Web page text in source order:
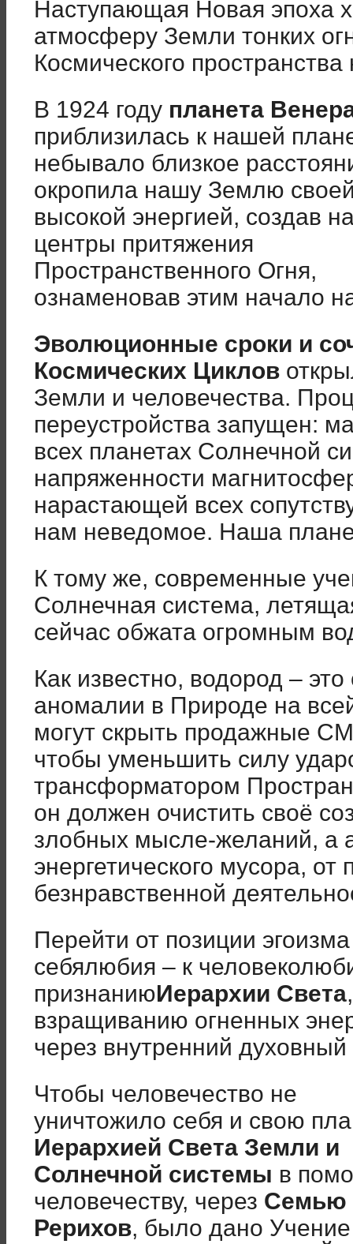
Наступающая Новая эпоха
атмосферу Земли тонких
Космического
В 1924 году планета
приблизилась к нашей
небывало близкое
окропила нашу Землю
высокой энергией, создав
центры притяжения
Пространственного Огня,
ознаменовав этим начало
Эволюционные сроки и
Космических Циклов
Земли и человечества.
переустройства запущен:
всех планетах Солнечной
напряженности
нарастающей всех
нам неведомое. Наша
К тому же, современные
Солнечная система,
сейчас обжата огромным
Как известно, водород –
аномалии в Природе на
могут скрыть продажные
чтобы уменьшить силу
трансформатором
он должен очистить своё
злобных мысле-желаний, а
энергетического мусора, от
безнравственной
Перейти от позиции
себялюбия – к
признаниюИерархии Света
взращиванию огненных
через внутренний духовный
Чтобы человечество не
уничтожило себя и свою
Иерархией Света Земли и
Солнечной системы в
человечеству, через Семью
Рерихов, было дано Учение